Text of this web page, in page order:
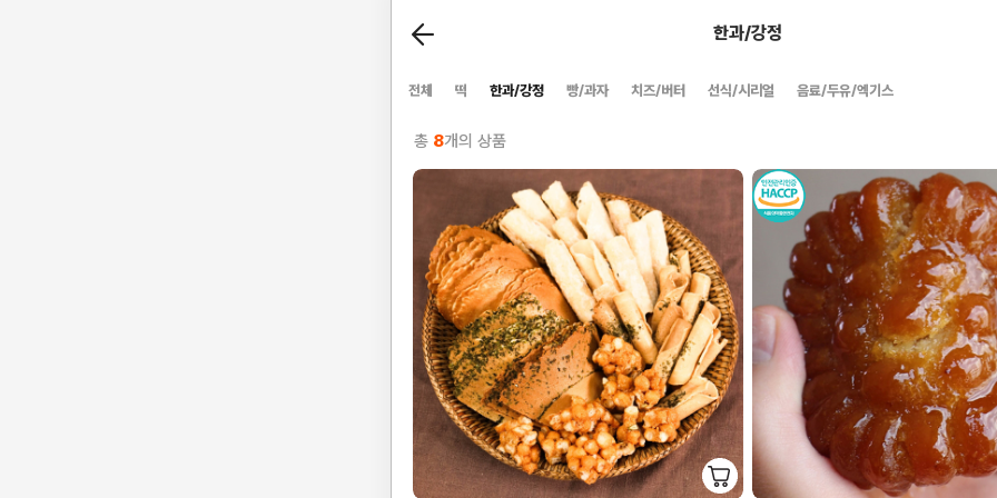
한과/강정
전체 떡 한과/강정 빵/과자 치즈/버터 선식/시리얼 음료/두유/엑기스
총 8개의 상품